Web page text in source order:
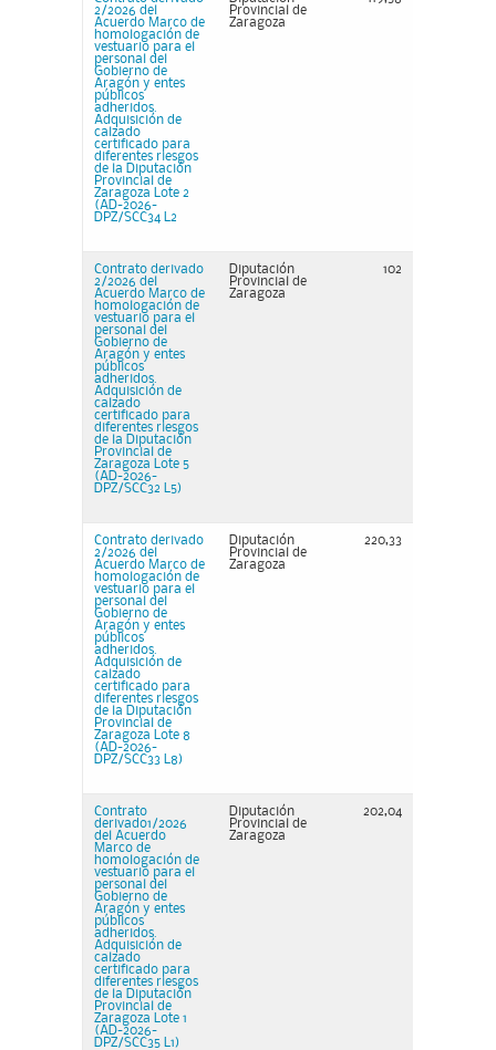
2/2026 del
Acuerdo Marco de
homologación de
vestuario para el
personal del
Gobierno de
Aragón y entes
públicos
adheridos.
Adquisición de
calzado
certificado para
diferentes riesgos
de la Diputación
Provincial de
Zaragoza Lote 2
(AD-2026-
DPZ/SCC34 L2
Provincial de
Zaragoza
Contrato derivado
2/2026 del
Acuerdo Marco de
homologación de
vestuario para el
personal del
Gobierno de
Aragón y entes
públicos
adheridos.
Adquisición de
calzado
certificado para
diferentes riesgos
de la Diputación
Provincial de
Zaragoza Lote 5
(AD-2026-
DPZ/SCC32 L5)
Diputación
Provincial de
Zaragoza
102
Contrato derivado
2/2026 del
Acuerdo Marco de
homologación de
vestuario para el
personal del
Gobierno de
Aragón y entes
públicos
adheridos.
Adquisición de
calzado
certificado para
diferentes riesgos
de la Diputación
Provincial de
Zaragoza Lote 8
(AD-2026-
DPZ/SCC33 L8)
Diputación
Provincial de
Zaragoza
220,33
Contrato
derivado1/2026
del Acuerdo
Marco de
homologación de
vestuario para el
personal del
Gobierno de
Aragón y entes
públicos
adheridos.
Adquisición de
calzado
certificado para
diferentes riesgos
de la Diputación
Provincial de
Zaragoza Lote 1
(AD-2026-
DPZ/SCC35 L1)
Diputación
Provincial de
Zaragoza
202,04